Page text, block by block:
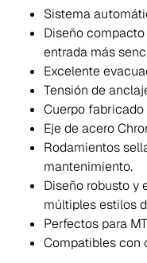
Sistema
Diseño
entrada más
Excelente
Tensión de
Cuerpo
Eje de acero
Rodamientos
mantenimiento.
Diseño robusto y
múltiples estilos
Perfectos para
Compatibles con